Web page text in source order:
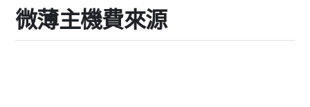
微薄主機費來源